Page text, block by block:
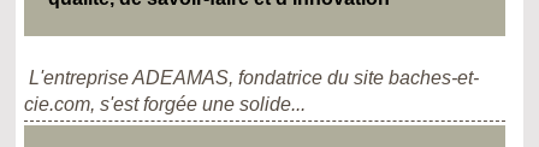
L'entreprise ADEAMAS, fondatrice du site baches-et-
cie.com, s'est forgée une solide...